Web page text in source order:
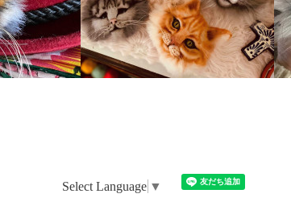
Select Language ▼